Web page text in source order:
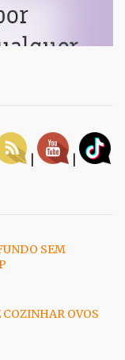
| |
SEM
OVOS